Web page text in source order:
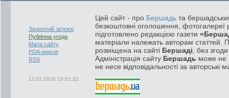
Зворотній зв'язок
Публічна угода
Мапа сайту
PDA-версія
RSS
11.01.2026 10:51:22
Цей сайт - про Бершадь та
безкоштовні оголошення, фотогалереї
підготовлено редакцією газети
матеріали належать авторам статтей.
розміщена на сайті Бершаді , без
Адміністрація сайту Бершадь може не
не несе відповідальності за авторські